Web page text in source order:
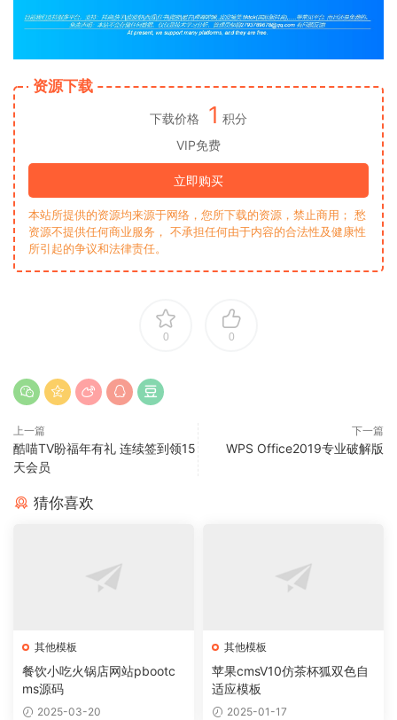
资源下载
下载价格 1 积分
VIP免费
立即购买
本站所提供的资源均来源于网络，您所下载的资源，禁止商用； 愁
资源不提供任何商业服务， 不承担任何由于内容的合法性及健康性
所引起的争议和法律责任。
0 0
上一篇
酷喵TV盼福年有礼 连续签到领15
天会员
下一篇
WPS Office2019专业破解版
猜你喜欢
其他模板
餐饮小吃火锅店网站pbootc
ms源码
2025-03-20
其他模板
苹果cmsV10仿茶杯狐双色自
适应模板
2025-01-17